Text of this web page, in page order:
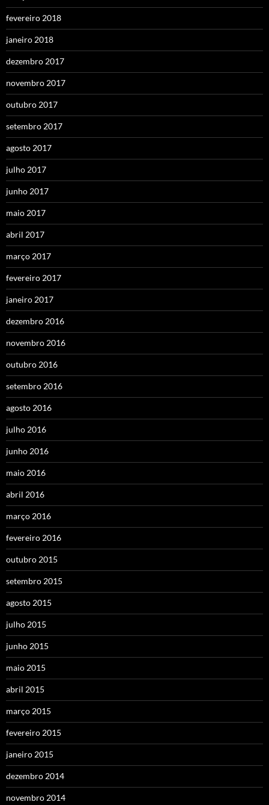
fevereiro 2018
janeiro 2018
dezembro 2017
novembro 2017
outubro 2017
setembro 2017
agosto 2017
julho 2017
junho 2017
maio 2017
abril 2017
março 2017
fevereiro 2017
janeiro 2017
dezembro 2016
novembro 2016
outubro 2016
setembro 2016
agosto 2016
julho 2016
junho 2016
maio 2016
abril 2016
março 2016
fevereiro 2016
outubro 2015
setembro 2015
agosto 2015
julho 2015
junho 2015
maio 2015
abril 2015
março 2015
fevereiro 2015
janeiro 2015
dezembro 2014
novembro 2014